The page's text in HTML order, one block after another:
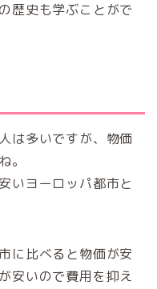
歴史も学ぶことがで
は多いですが、物価
。
いヨーロッパ都市と
に比べると物価が安
安いので費用を抑え